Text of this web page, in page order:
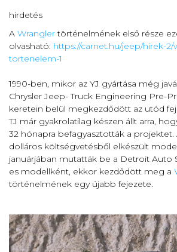
hirdetés
A Wranglertörténelmének első része
olvasható: https://carnet.hu/jeep/hirek-2/
tortenelem-1
1990-ben, mikor az YJ gyártása még
Chrysler Jeep- Truck Engineering Pre-
keretein belül megkezdődött az utód
TJ már gyakrolatilag készen állt arra,
32 hónapra befagyasztották a projektet.
dolláros költségvetésből elkészült
januárjában mutatták be a Detroit Auto
es modellként, ekkor kezdődött meg a
történelmének egy újabb fejezete.